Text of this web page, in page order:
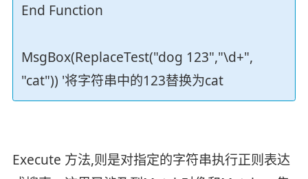
End Function
MsgBox(ReplaceTest("dog 123","\d+",
"cat")) '将字符串中的123替换为cat
Execute 方法,则是对指定的字符串执行正则表达